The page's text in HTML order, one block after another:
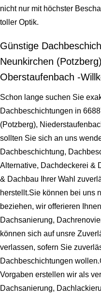
nicht nur mit höchster
toller Optik.
Günstige
Neunkirchen
Oberstaufenbach -
Schon lange suchen Sie
Dachbeschichtungen in
(Potzberg),
sollten Sie sich an uns
Dachbeschichtung,
Alternative, Dachdeckerei &
& Dachbau Ihrer Wahl
herstellt.Sie können bei uns
beziehen, wir offerieren
Dachsanierung,
können sich auf unsre
verlassen, sofern Sie
Dachbeschichtungen
Vorgaben erstellen wir als
Dachsanierung,